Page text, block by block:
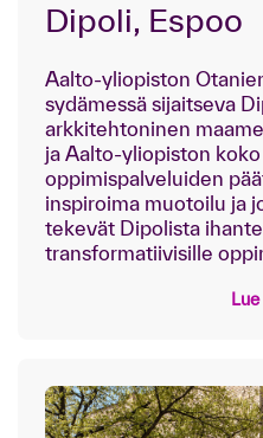
Dipoli, Espoo
Aalto-yliopiston
sydämessä sijaitseva
arkkitehtoninen
ja Aalto-yliopiston
oppimispalveluiden
inspiroima muotoilu ja
tekevät Dipolista
transformatiivisille